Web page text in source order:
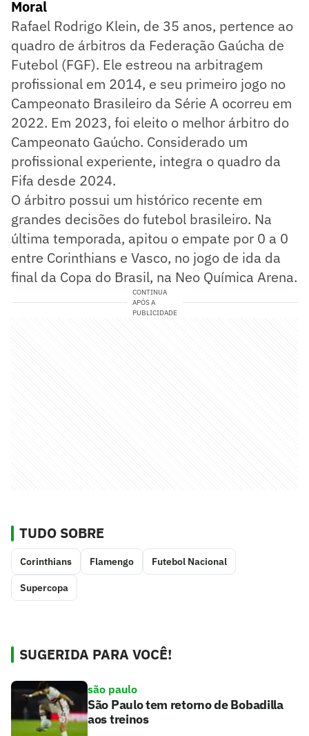
Moral
Rafael Rodrigo Klein, de 35 anos, pertence ao
quadro de árbitros da Federação Gaúcha de
Futebol (FGF). Ele estreou na arbitragem
profissional em 2014, e seu primeiro jogo no
Campeonato Brasileiro da Série A ocorreu em
2022. Em 2023, foi eleito o melhor árbitro do
Campeonato Gaúcho. Considerado um
profissional experiente, integra o quadro da
Fifa desde 2024.
O árbitro possui um histórico recente em
grandes decisões do futebol brasileiro. Na
última temporada, apitou o empate por 0 a 0
entre Corinthians e Vasco, no jogo de ida da
final da Copa do Brasil, na Neo Química Arena.
CONTINUA
APÓS A
PUBLICIDADE
TUDO SOBRE
Corinthians Flamengo Futebol Nacional
Supercopa
SUGERIDA PARA VOCÊ!
são paulo
São Paulo tem retorno de Bobadilla
aos treinos